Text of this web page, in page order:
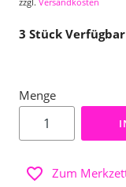
3 Stück Verfügbar
Menge
Zum